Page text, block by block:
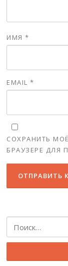
ИМЯ*
EMAIL*
СОХРАНИТЬ
БРАУЗЕРЕ ДЛЯ